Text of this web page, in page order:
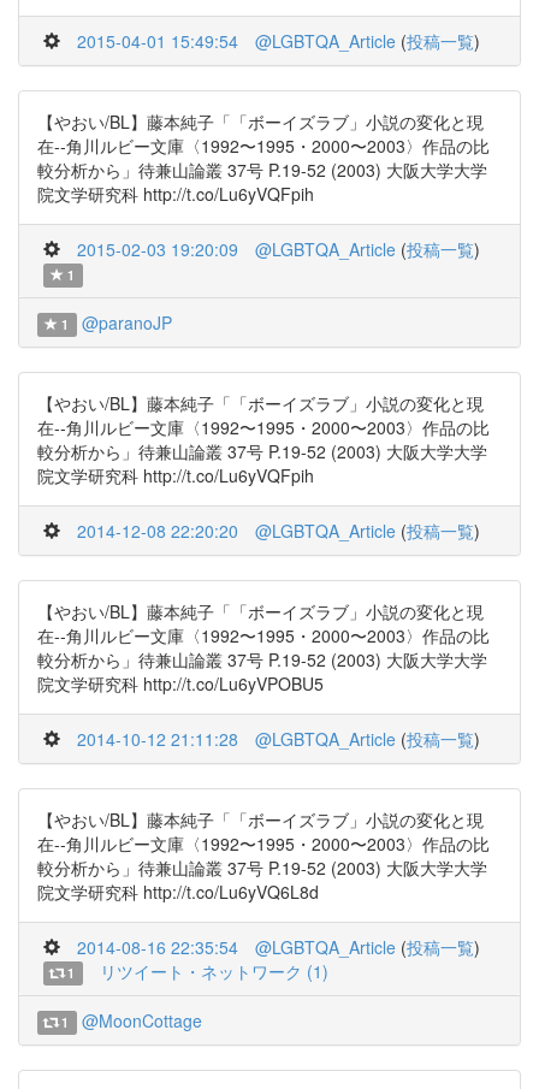
2015-04-01 15:49:54 @LGBTQA_Article (投稿一覧)
【やおい/BL】藤本純子「「ボーイズラブ」小説の変化と現
在--角川ルビー文庫〈1992〜1995・2000〜2003〉作品の比
較分析から」待兼山論叢 37号 P.19-52 (2003) 大阪大学大学
院文学研究科 http://t.co/Lu6yVQFpih
2015-02-03 19:20:09 @LGBTQA_Article (投稿一覧)
1
1 @paranoJP
【やおい/BL】藤本純子「「ボーイズラブ」小説の変化と現
在--角川ルビー文庫〈1992〜1995・2000〜2003〉作品の比
較分析から」待兼山論叢 37号 P.19-52 (2003) 大阪大学大学
院文学研究科 http://t.co/Lu6yVQFpih
2014-12-08 22:20:20 @LGBTQA_Article (投稿一覧)
【やおい/BL】藤本純子「「ボーイズラブ」小説の変化と現
在--角川ルビー文庫〈1992〜1995・2000〜2003〉作品の比
較分析から」待兼山論叢 37号 P.19-52 (2003) 大阪大学大学
院文学研究科 http://t.co/Lu6yVPOBU5
2014-10-12 21:11:28 @LGBTQA_Article (投稿一覧)
【やおい/BL】藤本純子「「ボーイズラブ」小説の変化と現
在--角川ルビー文庫〈1992〜1995・2000〜2003〉作品の比
較分析から」待兼山論叢 37号 P.19-52 (2003) 大阪大学大学
院文学研究科 http://t.co/Lu6yVQ6L8d
2014-08-16 22:35:54 @LGBTQA_Article (投稿一覧)
1 リツイート・ネットワーク (1)
1 @MoonCottage